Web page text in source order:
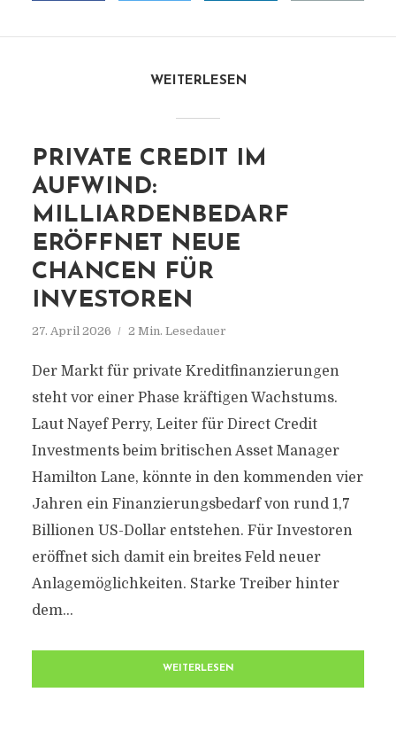
WEITERLESEN
PRIVATE CREDIT IM
AUFWIND:
MILLIARDENBEDARF
ERÖFFNET NEUE
CHANCEN FÜR
INVESTOREN
27. April 2026 2 Min. Lesedauer
Der Markt für private Kreditfinanzierungen
steht vor einer Phase kräftigen Wachstums.
Laut Nayef Perry, Leiter für Direct Credit
Investments beim britischen Asset Manager
Hamilton Lane, könnte in den kommenden vier
Jahren ein Finanzierungsbedarf von rund 1,7
Billionen US-Dollar entstehen. Für Investoren
eröffnet sich damit ein breites Feld neuer
Anlagemöglichkeiten. Starke Treiber hinter
dem...
WEITERLESEN